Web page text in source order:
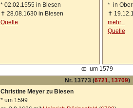
* 02.02.1555 in Biesen
✝ 28.08.1630 in Biesen
Quelle
* in
✝
mehr...
Quelle
oo um 1579
Nr. 13773 (6721, 13709)
Christine Meyer zu Biesen
* um 1599